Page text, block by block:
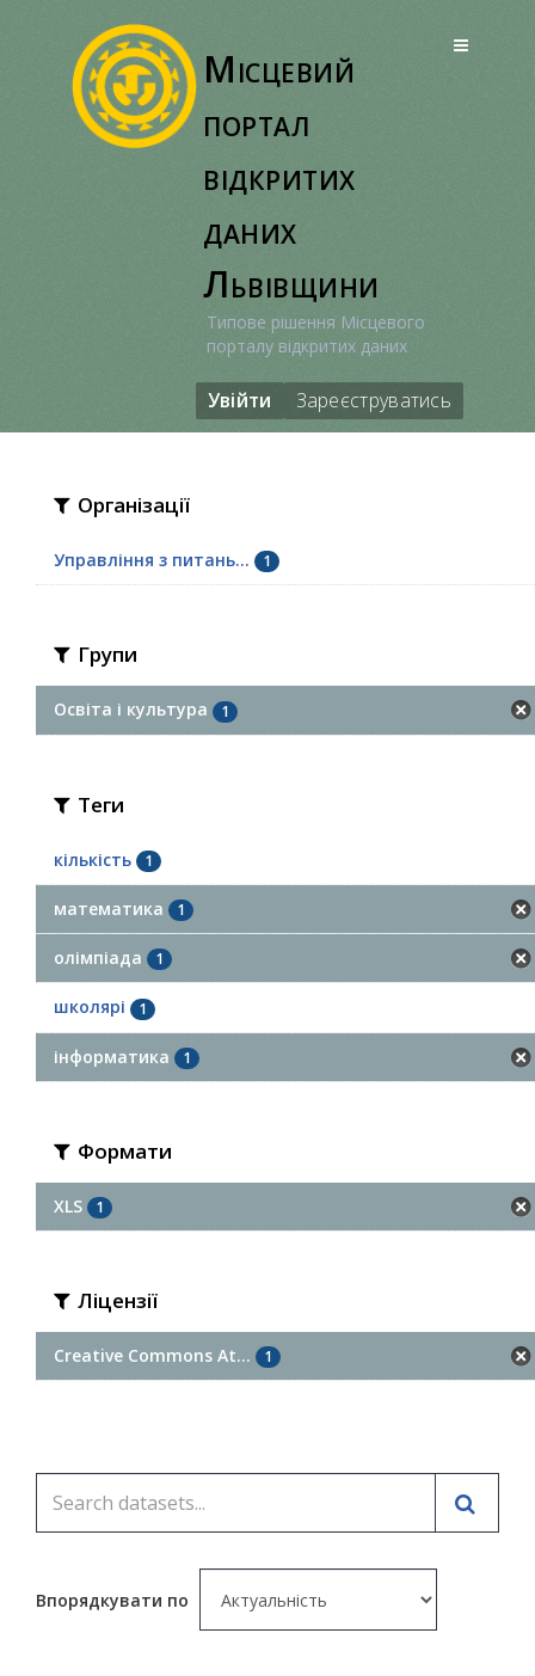
Місцевий
портал
відкритих
даних
Львівщини
Типове рішення Місцевого
порталу відкритих даних
Увійти Зареєструватись
Організації
Управління з питань... 1
Групи
Освіта і культура 1
Теги
кількість 1
математика 1
олімпіада 1
школярі 1
інформатика 1
Формати
XLS 1
Ліцензії
Creative Commons At... 1
Впорядкувати по